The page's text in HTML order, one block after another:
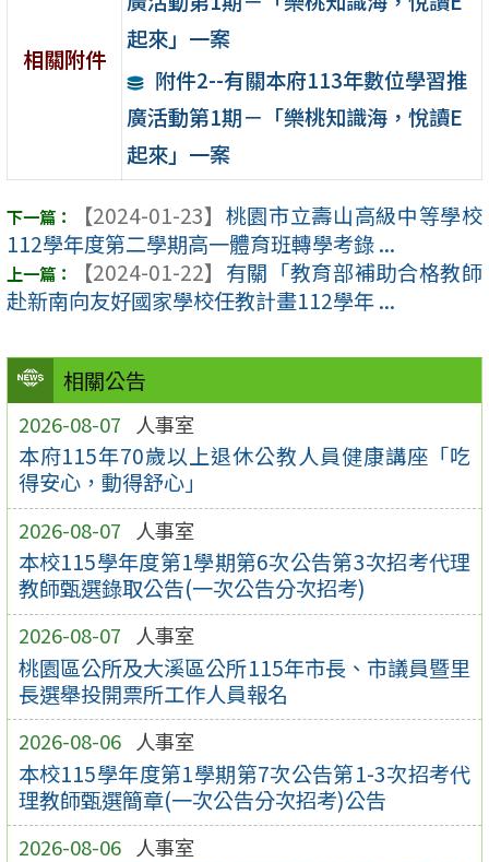
相關公告
2026-08-07 人事室
本府115年70歲以上退休公教人員健康講座「吃
得安心，動得舒心」
2026-08-07 人事室
本校115學年度第1學期第6次公告第3次招考代理
教師甄選錄取公告(一次公告分次招考)
2026-08-07 人事室
桃園區公所及大溪區公所115年市長、市議員暨里
長選舉投開票所工作人員報名
2026-08-06 人事室
本校115學年度第1學期第7次公告第1-3次招考代
理教師甄選簡章(一次公告分次招考)公告
2026-08-06 人事室
相關附件
起來」一案
附件2--有關本府113年數位學習推
廣活動第1期－「樂桃知識海，悅讀E
起來」一案
【2024-01-23】 桃園市立壽山高級中等學校
112學年度第二學期高一體育班轉學考錄 ...
【2024-01-22】 有關「教育部補助合格教師
赴新南向友好國家學校任教計畫112學年 ...